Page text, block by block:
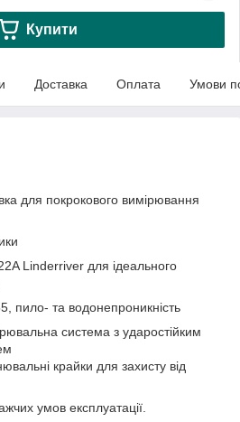
Купити
Доставка Оплата Умови
для покрокового вимірювання
Linderriver для ідеального
пило- та водонепроникність
система з ударостійким
крайки для захисту від
умов експлуатації.